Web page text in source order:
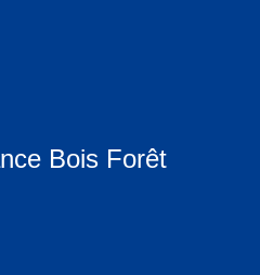
Bois Forêt